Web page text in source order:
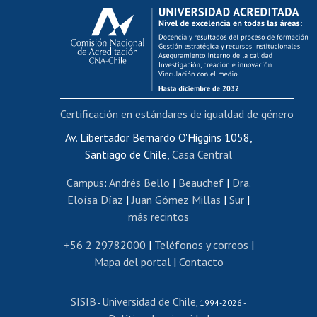
Calificación académica
Postulación al AUCAI
Funcionarias/os
Cursos internos de capacitación
Bienestar del personal
Portal de movilidad interna
Certificado de renta
Certificado de renta honorarios
Editar páginas blancas
Extranjeras/os
Revalidación y reconocimiento de títulos
Postulación al Programa de Movilidad Estudiantil
Cursos de español
Av. Libertador Bernardo O'Higgins 1058,
Santiago de Chile, Casa Central
Campus: Andrés Bello | Beauchef| Dra.
Eloísa Díaz | Juan Gómez Millas | Sur |
más recintos
+56 2 29782000 | Teléfonos y correos |
Mapa del portal| Contacto
SISIB - Universidad de Chile , 1994-2026 -
Certificación en estándares de igualdad de género